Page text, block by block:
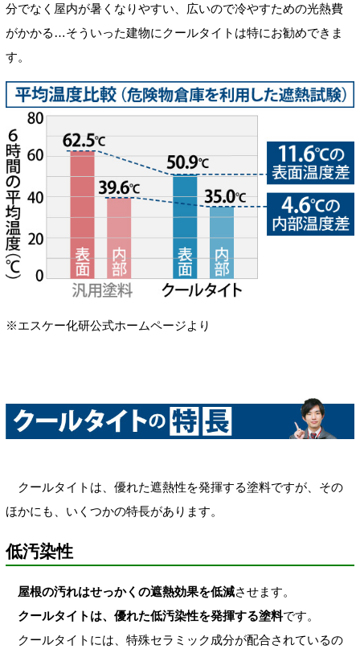
分でなく屋内が暑くなりやすい、広いので冷やすための光熱費
がかかる…そういった建物にクールタイトは特にお勧めできま
す。
※エスケー化研公式ホームページより
クールタイトは、優れた遮熱性を発揮する塗料ですが、その
ほかにも、いくつかの特長があります。
低汚染性
屋根の汚れはせっかくの遮熱効果を低減させます。
クールタイトは、優れた低汚染性を発揮する塗料です。
クールタイトには、特殊セラミック成分が配合されているの